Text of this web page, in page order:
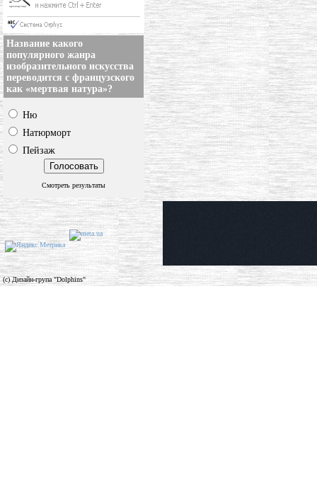
Название какого
популярного жанра
изобразительного искусства
переводится с французского
как «мертвая натура»?
Ню
Натюрморт
Пейзаж
Смотреть результаты
(c) Дизайн-група "Dolphins"